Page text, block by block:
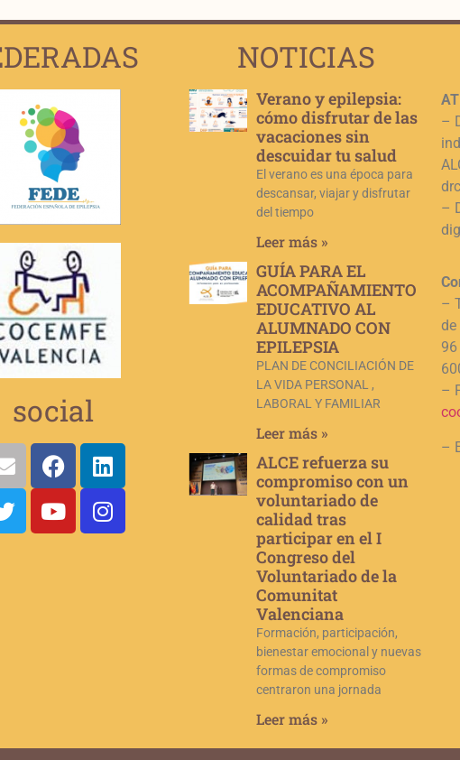
social
NOTICIAS
Verano y epilepsia:
cómo disfrutar de las
vacaciones sin
descuidar tu salud
El verano es una época para
descansar, viajar y disfrutar
del tiempo
Leer más »
GUÍA PARA EL
ACOMPAÑAMIENTO
EDUCATIVO AL
ALUMNADO CON
EPILEPSIA
PLAN DE CONCILIACIÓN DE
LA VIDA PERSONAL ,
LABORAL Y FAMILIAR
Leer más »
ALCE refuerza su
compromiso con un
voluntariado de
calidad tras
participar en el I
Congreso del
Voluntariado de la
Comunitat
Valenciana
Formación, participación,
bienestar emocional y nuevas
formas de compromiso
centraron una jornada
Leer más »
–
–
–
de
–
–